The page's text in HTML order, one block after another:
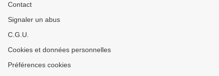
Contact
Signaler un abus
C.G.U.
Cookies et données personnelles
Préférences cookies